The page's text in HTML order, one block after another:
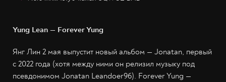
Yung Lean — Forever Yung
Янг Лин 2 мая выпустит новый альбом — Jonatan, первый
с 2022 года (хотя между ними он релизил музыку под
псевдонимом Jonatan Leandoer96). Forever Yung —